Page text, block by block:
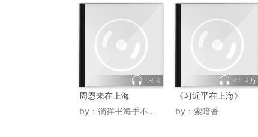
1394
周恩来在上海
by： 徜徉书海手不释卷
321.4万
《习近平在上海》
by： 索暗香